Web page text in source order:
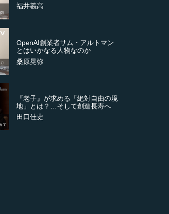
福井義高
OpenAI創業者サム・アルトマン
とはいかなる人物なのか
桑原晃弥
『老子』が求める「絶対自由の境
地」とは？…そして創造長寿へ
田口佳史